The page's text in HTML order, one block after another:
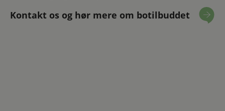
Kontakt os og hør mere om botilbuddet